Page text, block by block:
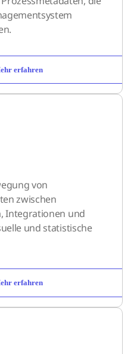
erfahren
von
zwischen
Integrationen und
und statistische
erfahren